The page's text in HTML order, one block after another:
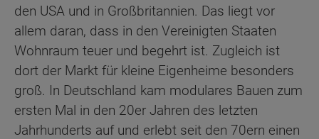
den USA und in Großbritannien. Das liegt vor
allem daran, dass in den Vereinigten Staaten
Wohnraum teuer und begehrt ist. Zugleich ist
dort der Markt für kleine Eigenheime besonders
groß. In Deutschland kam modulares Bauen zum
ersten Mal in den 20er Jahren des letzten
Jahrhunderts auf und erlebt seit den 70ern einen